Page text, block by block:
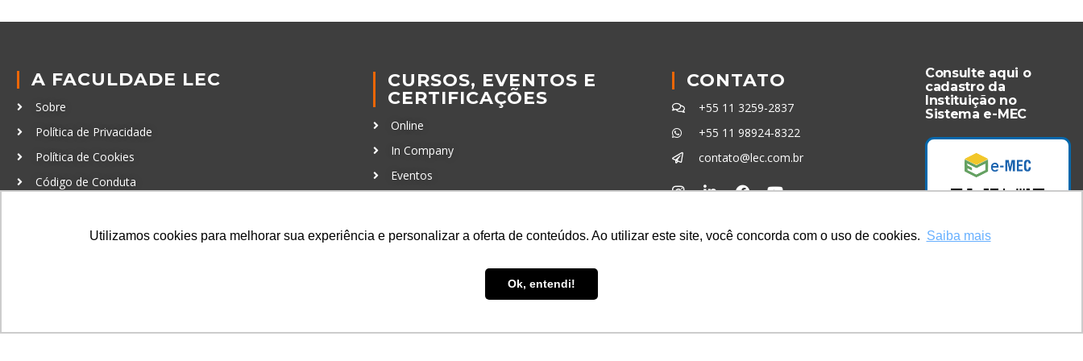
Utilizamos cookies para melhorar sua experiência e personalizar a oferta de conteúdos. Ao utilizar este site, você concorda com o uso de cookies. Saiba mais
Ok, entendi!
A FACULDADE LEC
Sobre
Política de Privacidade
Política de Cookies
Código de Conduta
CURSOS, EVENTOS E
CERTIFICAÇÕES
Online
In Company
Eventos
CONTATO
+55 11 3259-2837
+55 11 98924-8322
contato@lec.com.br
Consulte aqui o
cadastro da
Instituição no
Sistema e-MEC